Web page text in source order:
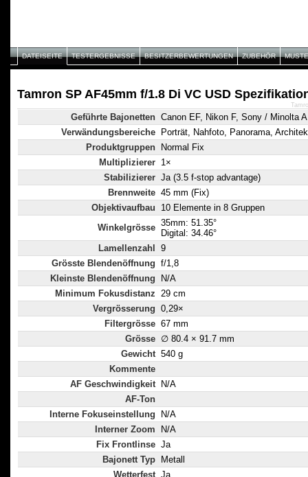
DATEISEITE TESTERGEBNISSE BESITZERBEWERTUNGEN ZUBEHÖR
Tamron SP AF45mm f/1.8 Di VC USD
Geführte Bajonetten Canon EF, Nikon F, Sony / Minolta A
Verwändungsbereiche
Porträt, Nahfoto, Panorama,
Produktgruppen
Normal Fix
Multiplizierer 1×
Stabilizierer Ja (3.5 f-stop advantage)
Brennweite 45 mm (Fix)
Objektivaufbau
10 Elemente in 8 Gruppen
Winkelgrösse 35mm: 51.35°
Digital: 34.46°
Lamellenzahl
9
Grösste Blendenöffnung f/1,8
Kleinste Blendenöffnung
N/A
Minimum Fokusdistanz 29 cm
Vergrösserung 0,29×
Filtergrösse 67 mm
Grösse ∅ 80.4 × 91.7 mm
Gewicht 540 g
Kommente
AF Geschwindigkeit
N/A
AF-Ton
Interne Fokuseinstellung
N/A
Interner Zoom
N/A
Fix Frontlinse Ja
Bajonett Typ
Metall
Wetterfest Ja